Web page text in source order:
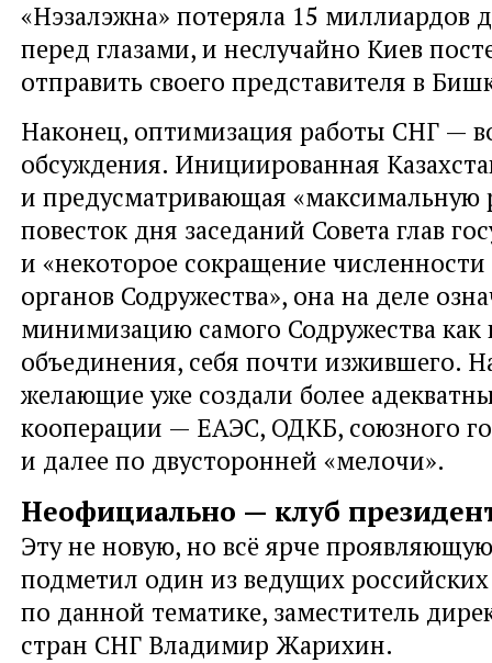
«Нэзалэжна» потеряла 15 миллиардов
перед глазами, и неслучайно Киев
отправить своего представителя в
Наконец, оптимизация работы СНГ —
обсуждения. Инициированная
и предусматривающая «максимальную
повесток дня заседаний Совета глав
и «некоторое сокращение численности
органов Содружества», она на деле
минимизацию самого Содружества как
объединения, себя почти изжившего.
желающие уже создали более
кооперации — ЕАЭС, ОДКБ, союзного
и далее по двусторонней «мелочи».
Неофициально — клуб
Эту не новую, но всё ярче
подметил один из ведущих
по данной тематике, заместитель
стран СНГ Владимир Жарихин.